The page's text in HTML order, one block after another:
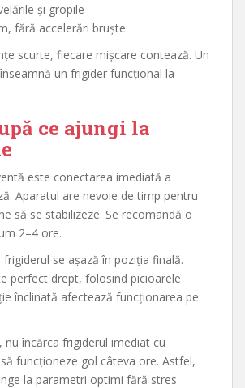
și gropile
fără accelerări bruște
scurte, fiecare mișcare contează. Un
un frigider funcțional la
ce ajungi la
este conectarea imediată a
Aparatul are nevoie de timp pentru
să se stabilizeze. Se recomandă o
2–4 ore.
se așază în poziția finală.
perfect drept, folosind picioarele
înclinată afectează funcționarea pe
nu încărca frigiderul imediat cu
funcționeze gol câteva ore. Astfel,
la parametri optimi fără stres